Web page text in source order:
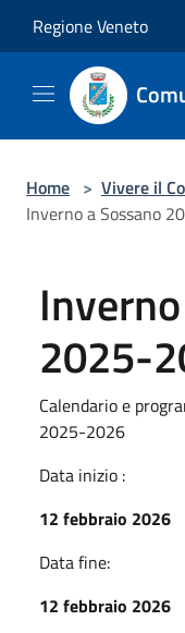
Regione Veneto
Home > Vivere il
Inverno a Sossano
2025-
Calendario e
2025-2026
Data inizio :
12 febbraio 2026
Data fine:
12 febbraio 2026